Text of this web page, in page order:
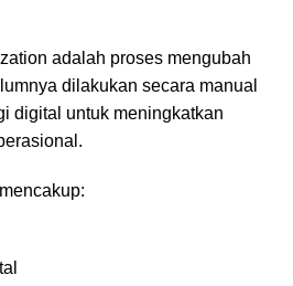
adalah proses mengubah
dilakukan secara manual
digital untuk meningkatkan